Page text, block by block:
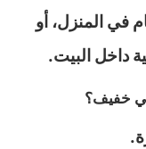
في المنزل، أو
داخل البيت.
خفيف؟